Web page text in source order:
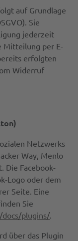
auf Grundlage
Sie
jederzeit
Mitteilung per E-
erfolgten
Widerruf
Netzwerks
Way, Menlo
Die Facebook-
Logo oder dem
Seite. Eine
Sie
plugins/.
über das Plugin